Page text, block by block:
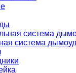
система
система